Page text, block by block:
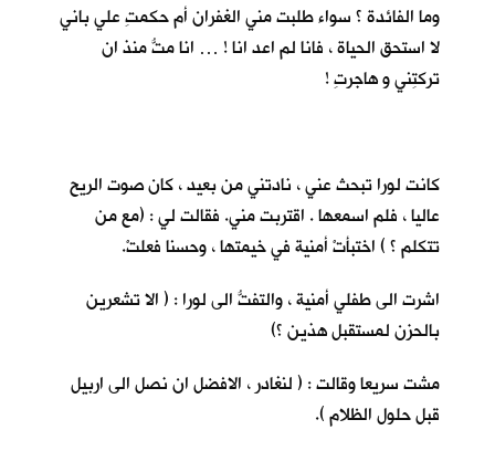
وما الفائدة ؟ سواء طلبت مني الغفران أم حكمتِ علي باني
لا استحق الحياة ، فانا لم اعد انا ! … انا متُّ منذ ان
تركتِني و هاجرتِ !
كانت لورا تبحث عني ، نادتني من بعيد ، كان صوت الريح
عاليا ، فلم اسمعها . اقتربت مني. فقالت لي : (مع من
تتكلم ؟ ) اختبأتْ أمنية في خيمتها ، وحسنا فعلتْ.
اشرت الى طفلي أمنية ، والتفتُّ الى لورا : ( الا تشعرين
بالحزن لمستقبل هذين ؟)
مشت سريعا وقالت : ( لنغادر ، الافضل ان نصل الى اربيل
قبل حلول الظلام ).